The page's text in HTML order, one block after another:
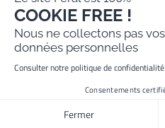
Mentions
Politique de protection
Site réalisé
COOKIE FREE !
Nous ne collectons pas vos
données personnelles
Consulter notre politique de confidentialité
Consentements
Fermer